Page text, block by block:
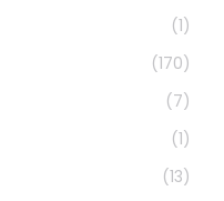
(1)
(170)
(7)
(1)
(13)